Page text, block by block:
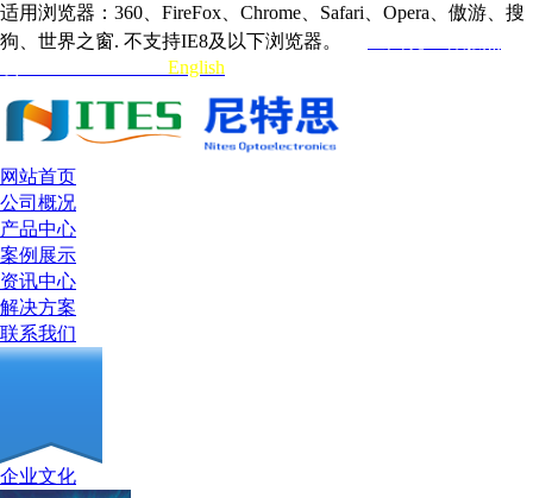
适用浏览器：360、FireFox、Chrome、Safari、Opera、傲游、搜
狗、世界之窗. 不支持IE8及以下浏览器。
English
网站首页
公司概况
产品中心
案例展示
资讯中心
解决方案
联系我们
企业文化